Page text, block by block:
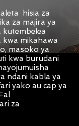
hisia za
za majira ya
kutembelea
kwa mikahawa
masoko ya
kwa burudani
ndani kabla ya
yako au cap ya
za